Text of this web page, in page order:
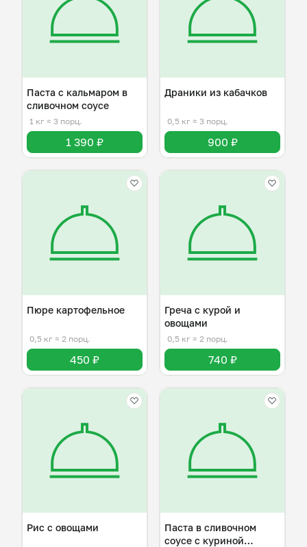
Паста с кальмаром в
сливочном соусе
1 кг ≈ 3 порц.
1 390 ₽
Драники из кабачков
0,5 кг ≈ 3 порц.
900 ₽
Пюре картофельное
0,5 кг ≈ 2 порц.
450 ₽
Греча с курой и
овощами
0,5 кг ≈ 2 порц.
740 ₽
Рис с овощами
Паста в сливочном
соусе с куриной